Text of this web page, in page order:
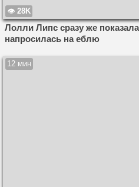
28K
Лолли Липс сразу же
напросилась на еблю
12 мин